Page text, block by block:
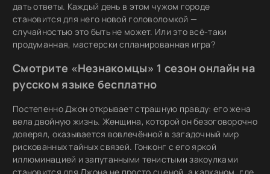
дать ответы. Каждый день в этом чужом городе
становится для него новой головоломкой —
случайностью это быть не может. Или это всё-таки
продуманная, мастерски спланированная игра?
Смотрите «Незнакомцы» 1 сезон онлайн на
русском языке бесплатно
Постепенно Джон открывает страшную правду: его жена
вела двойную жизнь. Женщина, которой он безоговорочно
доверял, оказывается вовлечённой в загадочный мир
рискованных тайных связей. Гонконг с его яркой
иллюминацией и запутанными тенистыми закоулками